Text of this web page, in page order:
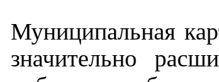
Муниципальная
значительно